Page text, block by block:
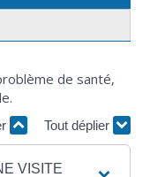
de santé,
Tout déplier
VISITE